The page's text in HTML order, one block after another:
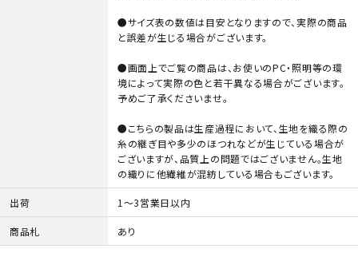
●サイズ表の数値は目安となりますので、実際の商品
と誤差が生じる場合がございます。
●画面上でご覧の商品は、お使いのPC・照明等の環
境によって実際の色と若干異なる場合がございます。
予めご了承くださいませ。
●こちらの製品は生産過程において、生地を織る際の
糸の継ぎ目や多少のほつれなどが生じている場合が
ございますが、品質上の問題ではございません。生地
の織りに他繊維が混紡している場合もございます。
出荷 1～3営業日以内
商品札 あり